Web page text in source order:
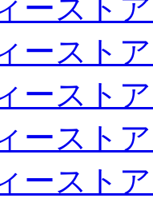
ースト
ースト
ースト
ースト
ースト